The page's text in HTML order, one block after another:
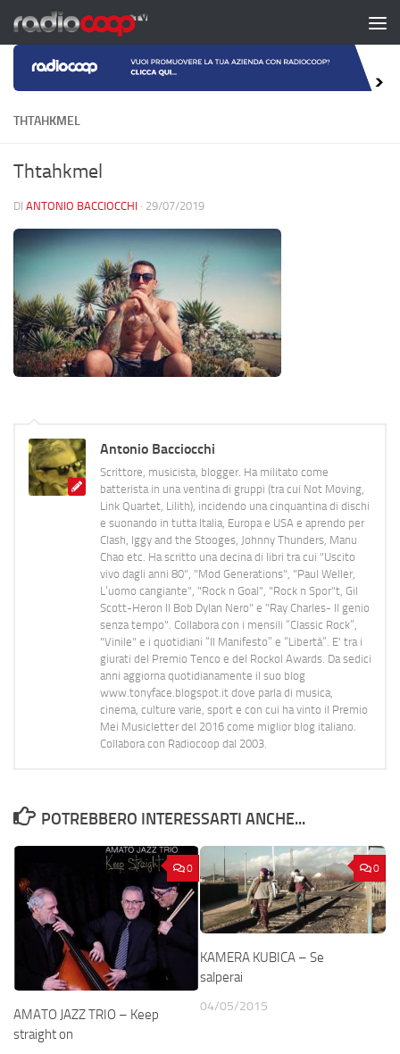
Salta al contenuto
THTAHKMEL
Thtahkmel
DI ANTONIO BACCIOCCHI · 29/07/2019
Antonio Bacciocchi
Scrittore, musicista, blogger. Ha militato come
batterista in una ventina di gruppi (tra cui Not Moving,
Link Quartet, Lilith), incidendo una cinquantina di dischi
e suonando in tutta Italia, Europa e USA e aprendo per
Clash, Iggy and the Stooges, Johnny Thunders, Manu
Chao etc. Ha scritto una decina di libri tra cui "Uscito
vivo dagli anni 80", "Mod Generations", "Paul Weller,
L’uomo cangiante", "Rock n Goal", "Rock n Spor"t, Gil
Scott-Heron Il Bob Dylan Nero" e "Ray Charles- Il genio
senza tempo". Collabora con i mensili “Classic Rock”,
"Vinile" e i quotidiani “Il Manifesto” e “Libertà”. E' tra i
giurati del Premio Tenco e del Rockol Awards. Da sedici
anni aggiorna quotidianamente il suo blog
www.tonyface.blogspot.it dove parla di musica,
cinema, culture varie, sport e con cui ha vinto il Premio
Mei Musicletter del 2016 come miglior blog italiano.
Collabora con Radiocoop dal 2003.
POTREBBERO INTERESSARTI ANCHE...
0
AMATO JAZZ TRIO – Keep
straight on
0
KAMERA KUBICA – Se
salperai
04/05/2015